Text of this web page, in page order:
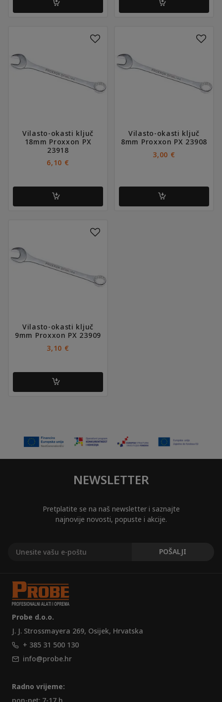
Vilasto-okasti ključ
18mm Proxxon PX
23918
6,10 €
Vilasto-okasti ključ
8mm Proxxon PX 23908
3,00 €
Vilasto-okasti ključ
9mm Proxxon PX 23909
3,10 €
NEWSLETTER
Pretplatite se na naš newsletter i saznajte
najnovije novosti, popuste i akcije.
Probe d.o.o.
J. J. Strossmayera 269, Osijek, Hrvatska
+ 385 31 500 130
info@probe.hr
Radno vrijeme:
pon-pet: 7-17 h